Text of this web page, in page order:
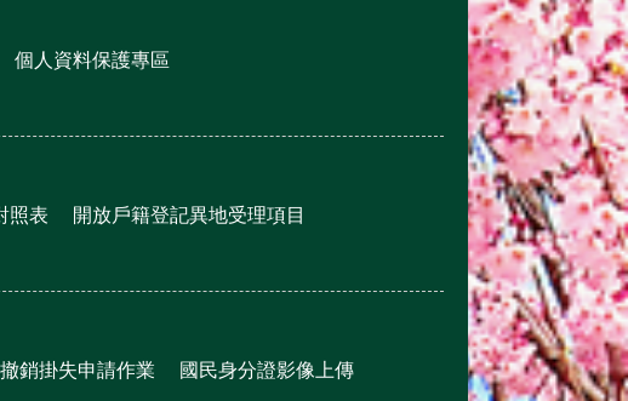
個人資料保護專區
照表 開放戶籍登記異地受理項目
銷掛失申請作業 國民身分證影像上傳